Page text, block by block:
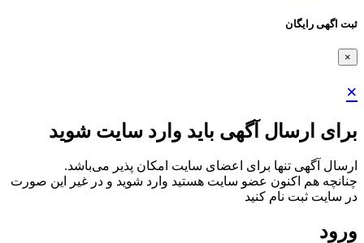
ثبت اگهی رایگان
×
×
برای ارسال آگهی باید وارد سایت شوید
ارسال آگهی تنها برای اعضای سایت امکان پذیر می‌باشد.
چنانچه هم‌ اکنون عضو سایت هستید وارد شوید و در غیر این صورت
در سایت ثبت نام کنید
ورود